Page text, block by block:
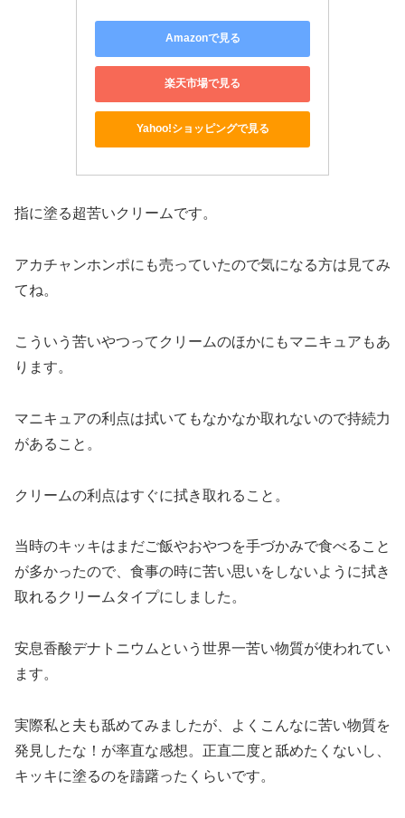
Amazonで見る
楽天市場で見る
Yahoo!ショッピングで見る
指に塗る超苦いクリームです。
アカチャンホンポにも売っていたので気になる方は見てみ
てね。
こういう苦いやつってクリームのほかにもマニキュアもあ
ります。
マニキュアの利点は拭いてもなかなか取れないので持続力
があること。
クリームの利点はすぐに拭き取れること。
当時のキッキはまだご飯やおやつを手づかみで食べること
が多かったので、食事の時に苦い思いをしないように拭き
取れるクリームタイプにしました。
安息香酸デナトニウムという世界一苦い物質が使われてい
ます。
実際私と夫も舐めてみましたが、よくこんなに苦い物質を
発見したな！が率直な感想。正直二度と舐めたくないし、
キッキに塗るのを躊躇ったくらいです。